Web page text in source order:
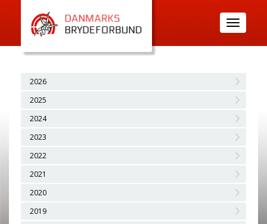
Toggle
navigation
2026
2025
2024
2023
2022
2021
2020
2019